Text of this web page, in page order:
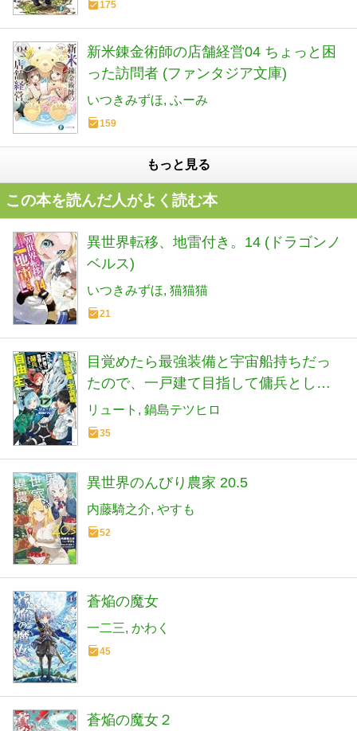
175
新米錬金術師の店舗経営04 ちょっと困
った訪問者 (ファンタジア文庫)
いつきみずほ ふーみ
159
もっと見る
この本を読んだ人がよく読む本
異世界転移、地雷付き。14 (ドラゴンノ
ベルス)
いつきみずほ 猫猫猫
21
目覚めたら最強装備と宇宙船持ちだっ
たので、一戸建て目指して傭兵として
自由に生きたい 17 (カドカワBOOKS)
リュート 鍋島テツヒロ
35
異世界のんびり農家 20.5
内藤騎之介 やすも
52
蒼焔の魔女
一二三 かわく
45
蒼焔の魔女２